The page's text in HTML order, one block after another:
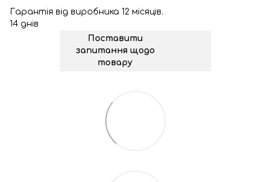
Гарантія від виробника 12 місяців.
14 днів
Поставити
запитання щодо
товару